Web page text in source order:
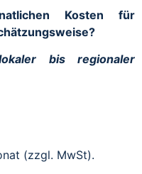
Kosten für
bis regionaler
(zzgl. MwSt).